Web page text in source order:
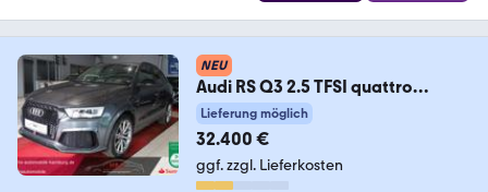
NEU
Audi RS Q3 2.5 TFSI quattro
performance PANORAMA*KAME
Lieferung möglich
32.400 €
ggf. zzgl. Lieferkosten